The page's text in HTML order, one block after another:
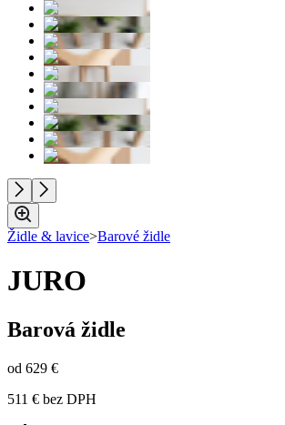
Židle & lavice>Barové židle
JURO
Barová židle
od 629 €
511 € bez DPH